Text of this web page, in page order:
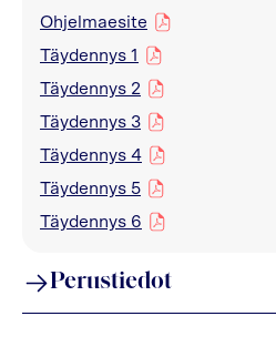
Ohjelmaesite
pdf
Täydennys 1
pdf
Täydennys 2
pdf
Täydennys 3
pdf
Täydennys 4
pdf
Täydennys 5
pdf
Täydennys 6
pdf
Perustiedot